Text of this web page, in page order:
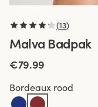
(13)
Malva Badpak
€79.99
Bordeaux rood